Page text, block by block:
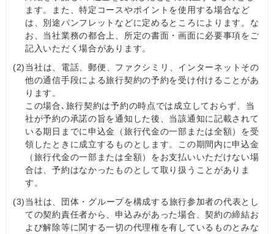
ます。また、特定コースやポイントを使用する場合など
は、別途パンフレットなどに定めるところによります。な
お、当社業務の都合上、所定の書面・画面に必要事項をご
記入いただく場合があります。
(2)当社は、電話、郵便、ファクシミリ、インターネットその
他の通信手段による旅行契約の予約を受け付けることがあ
ります。
この場合､旅行契約は予約の時点では成立しておらず、当
社が予約の承諾の旨を通知した後、当該通知に記載されて
いる期日までに申込金（旅行代金の一部または全額）を受
領したときに成立するものとします。この期間内に申込金
（旅行代金の一部または全額）をお支払いいただけない場
合は、予約はなかったものとして取り扱うことがありま
す。
(3)当社は、団体・グループを構成する旅行参加者の代表とし
ての契約責任者から、申込みがあった場合、契約の締結お
よび解除等に関する一切の代理権を有しているものとみな